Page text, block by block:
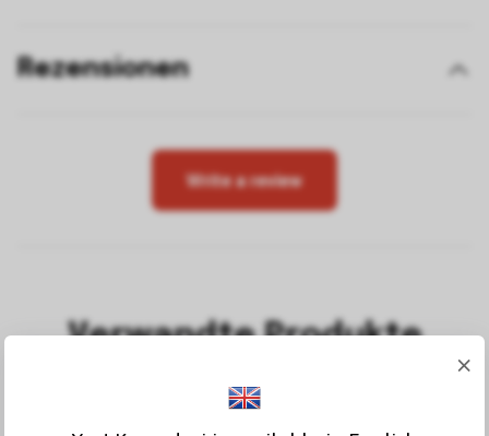
Rezensionen
Write a review
Verwandte Produkte
×